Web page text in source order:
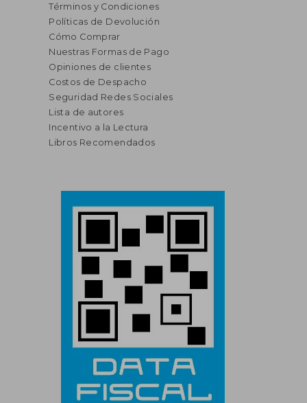
Términos y Condiciones
Políticas de Devolución
Cómo Comprar
Nuestras Formas de Pago
Opiniones de clientes
Costos de Despacho
Seguridad Redes Sociales
Lista de autores
Incentivo a la Lectura
Libros Recomendados